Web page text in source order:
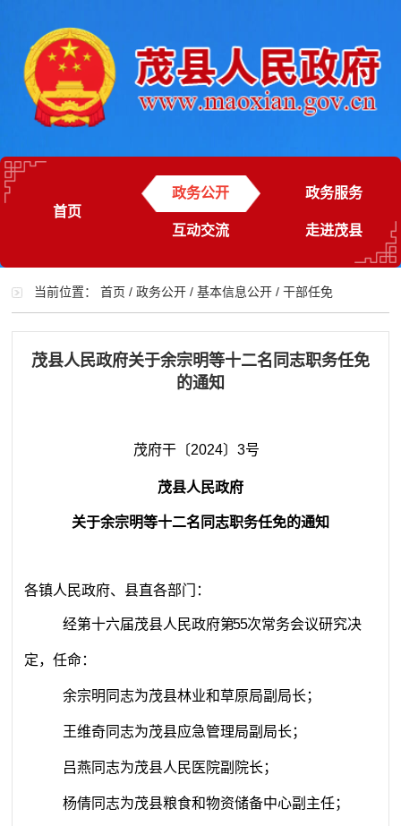
首页
政务公开 政务服务
互动交流 走进茂县
当前位置：首页 /政务公开 /基本信息公开 /干部任免
茂县人民政府关于余宗明等十二名同志职务任免
的通知
茂府干〔2024〕3号
茂县人民政府
关于余宗明等十二名 同志职务任免的通知
各镇人民政府、县直各部门：
经第十六届茂县人民政府第55次常务会议研究决
定，任命：
余宗明同志为茂县林业和草原局副局长；
王维奇同志为茂县应急管理局副局长；
吕燕同志为茂县人民医院副院长；
杨倩同志为茂县粮食和物资储备中心副主任；